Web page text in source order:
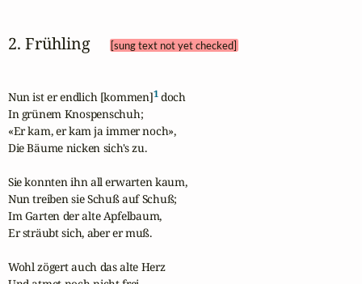
2. Frühling [sung text not yet checked]
Nun ist er endlich [kommen]1 doch
In grünem Knospenschuh;
«Er kam, er kam ja immer noch»,
Die Bäume nicken sich's zu.
Sie konnten ihn all erwarten kaum,
Nun treiben sie Schuß auf Schuß;
Im Garten der alte Apfelbaum,
Er sträubt sich, aber er muß.
Wohl zögert auch das alte Herz